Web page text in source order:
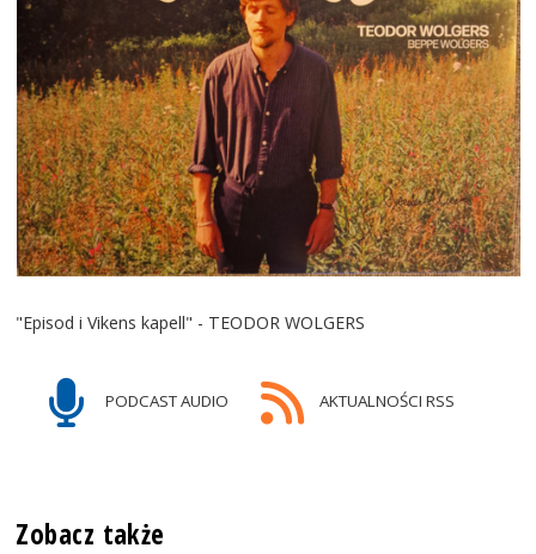
"Episod i Vikens kapell" - TEODOR WOLGERS
PODCAST AUDIO AKTUALNOŚCI RSS
Zobacz także